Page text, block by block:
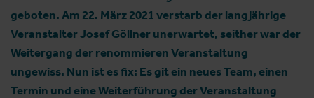
geboten. Am 22. März 2021 verstarb der langjährige
Veranstalter Josef Göllner unerwartet, seither war der
Weitergang der renommieren Veranstaltung
ungewiss. Nun ist es fix: Es git ein neues Team, einen
Termin und eine Weiterführung der Veranstaltung